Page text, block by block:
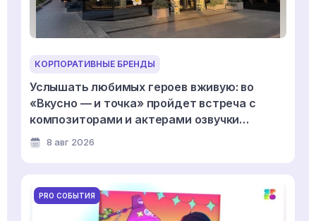
КОРПОРАТИВНЫЕ БРЕНДЫ
Услышать любимых героев вживую: во
«Вкусно — и точка» пройдет встреча с
композиторами и актерами озвучки
мультсериала «Смешарики»
8 авг 2026
PRO СОБЫТИЯ